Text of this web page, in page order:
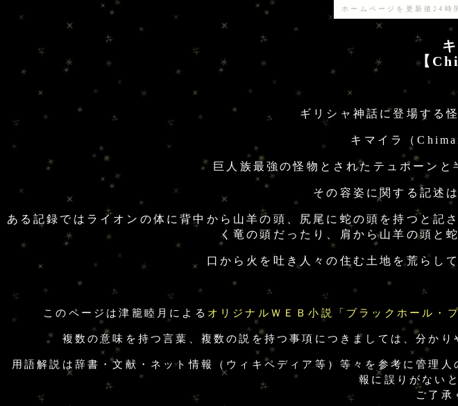
ホームページを更新後24時
【
ギリシャ神話に登場する
キマイラ（
巨人族最強の怪物とされたテュポーン
その容姿に関する記述
ある記録ではライオンの体に背中から山羊の頭、尻尾に蛇の頭を持つと記
く竜の頭だったり、肩から山羊の頭と
口から火を吐き人々の住む土地を荒らし
このページは津籠睦月による オリジナルＷＥＢ小説「ブラックホール・
複数の意味を持つ言葉、複数の説を持つ事項につきましては、分か
用語解説は辞書・文献・ネット情報（ウィキペディア等）等々を参考に管理
報に誤りがない
ご了承